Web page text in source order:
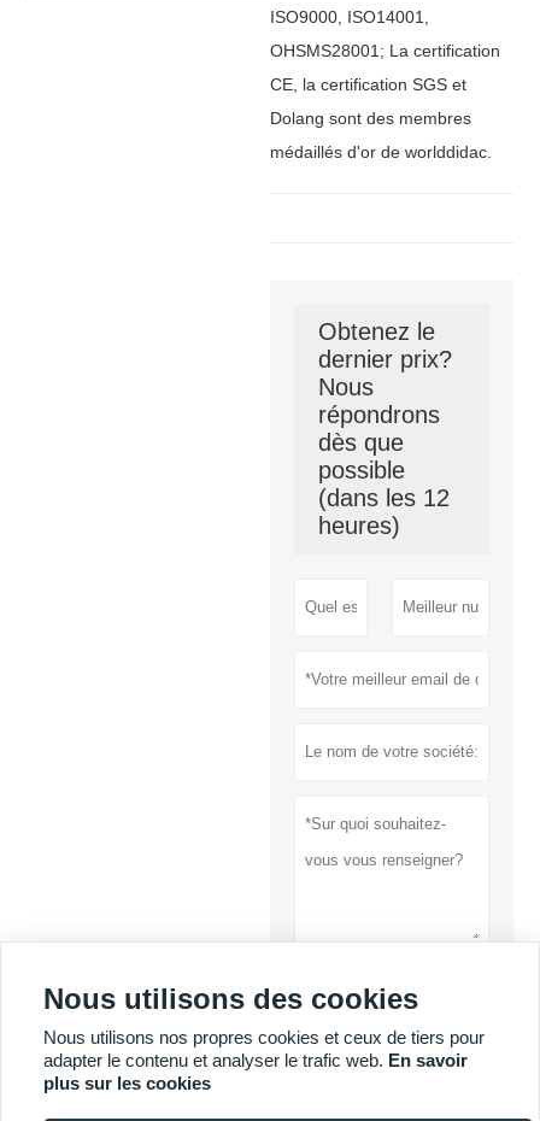
ISO9000, ISO14001,
OHSMS28001; La certification
CE, la certification SGS et
Dolang sont des membres
médaillés d'or de worlddidac.
Obtenez le
dernier prix?
Nous
répondrons
dès que
possible
(dans les 12
heures)
soumettre
Politique de
confidentialité
Nous utilisons des cookies
Nous utilisons nos propres cookies et ceux de tiers pour
adapter le contenu et analyser le trafic web. En savoir
plus sur les cookies